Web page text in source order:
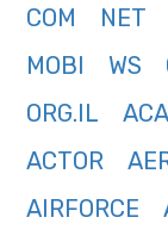
COM NET
MOBI
WS
ORG.IL
ACTOR
AIRFORCE